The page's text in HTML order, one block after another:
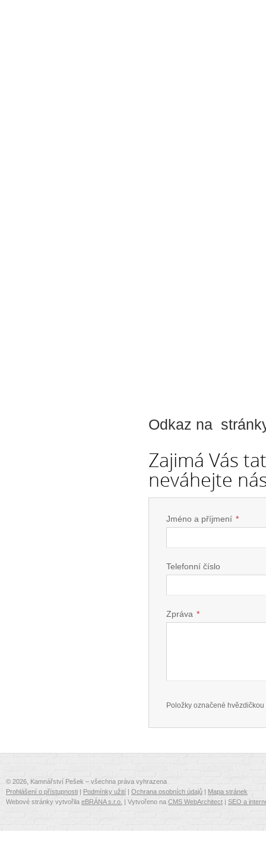
Odkaz na
Zajimá Vás
neváhejte
Jméno a příjmení *
Telefonní číslo
Zpráva *
Položky označené hvězdičkou
© 2026, Kamnářství Pešek – všechna práva vyhrazena
Prohlášení o přístupnosti | Podmínky užití | Ochrana osobních údajů | Mapa stránek
Webové stránky vytvořila eBRÁNA s.r.o. | Vytvořeno na CMS WebArchitect | SEO a